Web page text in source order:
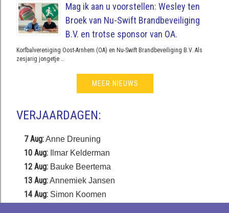
Mag ik aan u voorstellen: Wesley ten
Broek van Nu-Swift Brandbeveiliging
B.V. en trotse sponsor van OA.
Korfbalvereniging Oost-Arnhem (OA) en Nu-Swift Brandbeveiliging B.V. Als
zesjarig jongetje …
MEER NIEUWS
VERJAARDAGEN:
7 Aug:Anne Dreuning
10 Aug: Ilmar Kelderman
12 Aug: Bauke Beertema
13 Aug:Annemiek Jansen
14 Aug: Simon Koomen